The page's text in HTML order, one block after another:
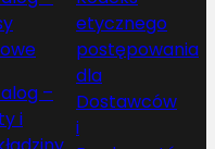
–
i
etycznego
postępowania
dla
Dostawców
i